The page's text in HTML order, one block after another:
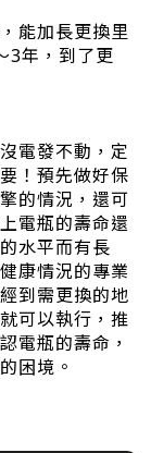
能加長更換里
3年，到了更
電發不動，定
！預先做好保
的情況，還可
電瓶的壽命還
水平而有長
康情況的專業
到需更換的地
可以執行，推
電瓶的壽命，
困境。